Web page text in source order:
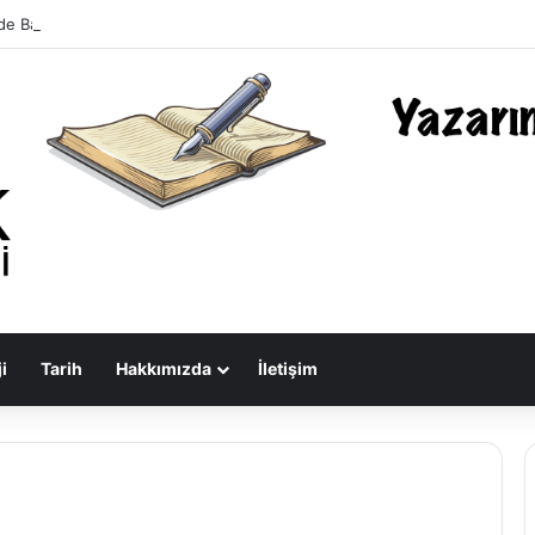
Duyguların Dışarıya Farklı Bir Yansıması Mıdır?
Tarih Hakkımızda İletişim